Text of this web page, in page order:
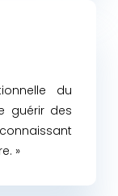
du
guérir des
»